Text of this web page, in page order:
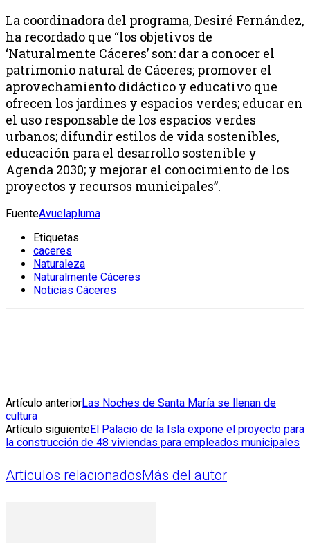
La coordinadora del programa, Desiré Fernández,
ha recordado que “los objetivos de
‘Naturalmente Cáceres’ son: dar a conocer el
patrimonio natural de Cáceres; promover el
aprovechamiento didáctico y educativo que
ofrecen los jardines y espacios verdes; educar en
el uso responsable de los espacios verdes
urbanos; difundir estilos de vida sostenibles,
educación para el desarrollo sostenible y
Agenda 2030; y mejorar el conocimiento de los
proyectos y recursos municipales”.
FuenteAvuelapluma
Etiquetas
caceres
Naturaleza
Naturalmente Cáceres
Noticias Cáceres
Artículo anteriorLas Noches de Santa María se llenan de
cultura
Artículo siguienteEl Palacio de la Isla expone el proyecto para
la construcción de 48 viviendas para empleados municipales
Artículos relacionadosMás del autor